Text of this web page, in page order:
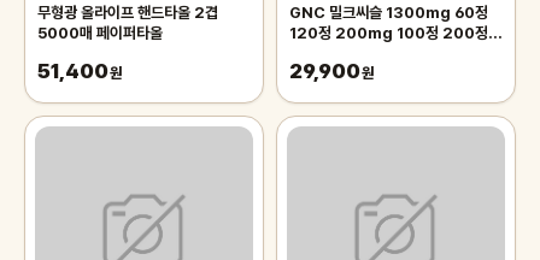
무형광 올라이프 핸드타올 2겹
5000매 페이퍼타올
51,400원
GNC 밀크씨슬 1300mg 60정
120정 200mg 100정 200정
29,900원